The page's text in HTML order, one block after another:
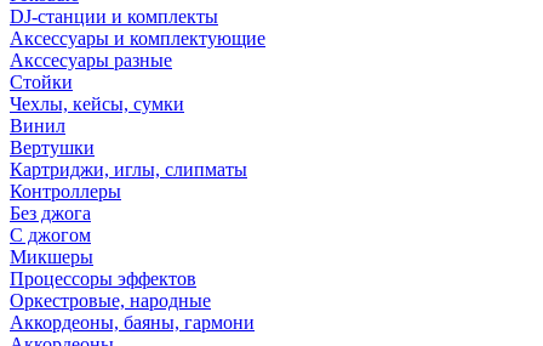
DJ-станции и комплекты
Аксессуары и комплектующие
Акссесуары разные
Стойки
Чехлы, кейсы, сумки
Винил
Вертушки
Картриджи, иглы, слипматы
Контроллеры
Без джога
С джогом
Микшеры
Процессоры эффектов
Оркестровые, народные
Аккордеоны, баяны, гармони